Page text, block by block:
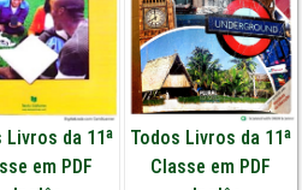
Livros da 11ª
em PDF
Todos Livros da 11ª
Classe em PDF